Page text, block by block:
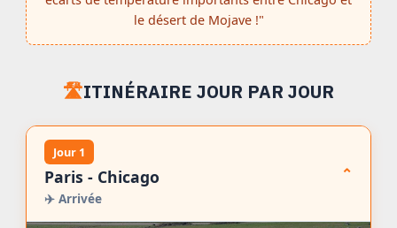
le désert de Mojave !"
🛣️ITINÉRAIRE JOUR PAR JOUR
Jour 1
Paris - Chicago
✈️ Arrivée
⌄